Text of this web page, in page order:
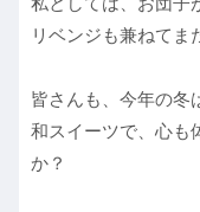
リベンジも兼ねてま
皆さんも、今年の冬
和スイーツで、心も
か？